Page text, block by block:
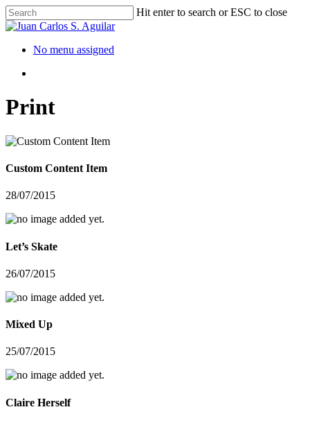
Hit enter to search or ESC to close
No menu assigned
Print
Custom Content Item
28/07/2015
Let’s Skate
26/07/2015
Mixed Up
25/07/2015
Claire Herself